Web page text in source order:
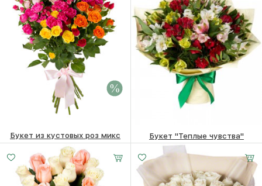
Букет из кустовых роз микс
7010 ₽ 6810
Букет "Теплые чувства"
5220